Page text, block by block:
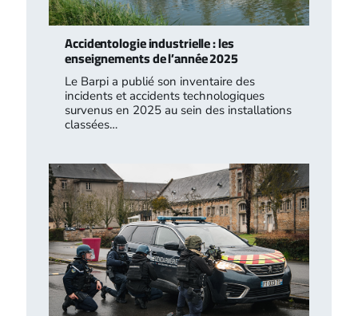
Accidentologie industrielle : les
enseignements de l’année 2025
Le Barpi a publié son inventaire des
incidents et accidents technologiques
survenus en 2025 au sein des installations
classées…